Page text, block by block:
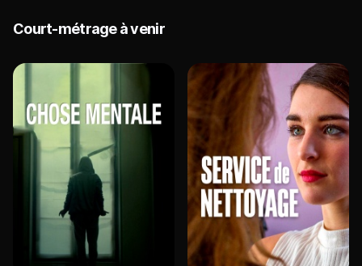
Court-métrage à venir